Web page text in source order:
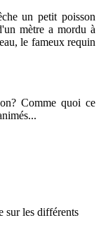
un petit poisson
mètre a mordu à
le fameux requin
Comme quoi ce
sur les différents